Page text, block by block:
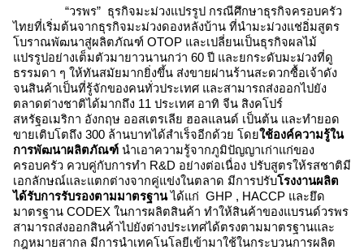
“วรพร”  ธุรกิจมะม่วงแปรรูป กรณีศึกษาธุรกิจครอบครัว
ไทยที่เริ่มต้นจากธุรกิจมะม่วงดองหลังบ้าน ที่นำมะม่วงแช่อิ่มสูตร
โบราณพัฒนาสู่ผลิตภัณฑ์ OTOP และเปลี่ยนเป็นธุรกิจผลไม้
แปรรูปอย่างเต็มตัวมายาวนานกว่า 60 ปี และยกระดับมะม่วงที่ดู
ธรรมดา ๆ ให้ทันสมัยมากยิ่งขึ้น ส่งขายผ่านร้านสะดวกซื้อเจ้าดัง
จนสินค้าเป็นที่รู้จักของคนทั่วประเทศ และสามารถส่งออกไปยัง
ตลาดต่างชาติได้มากถึง 11 ประเทศ อาทิ จีน สิงคโปร์
สหรัฐอเมริกา อังกฤษ ออสเตรเลีย ฮอลแลนด์ เป็นต้น และทำยอด
ขายเติบโตถึง 300 ล้านบาทได้สำเร็จอีกด้วย โดยใช้องค์ความรู้ใน
การพัฒนาผลิตภัณฑ์ นำเอาความรู้จากภูมิปัญญาเก่าแก่ของ
ครอบครัว ควบคู่กับการทำ R&D อย่างต่อเนื่อง ปรับสูตรให้รสชาติมี
เอกลักษณ์และแตกต่างจากคู่แข่งในตลาด มีการปรับโรงงานผลิต
ได้รับการรับรองตามมาตรฐาน ได้แก่  GHP , HACCP และยึด
มาตรฐาน CODEX ในการผลิตสินค้า ทำให้สินค้าของแบรนด์วรพร
สามารถส่งออกสินค้าไปยังต่างประเทศได้ตรงตามมาตรฐานและ
กฎหมายสากล มีการนำเทคโนโลยีเข้ามาใช้ในกระบวนการผลิต